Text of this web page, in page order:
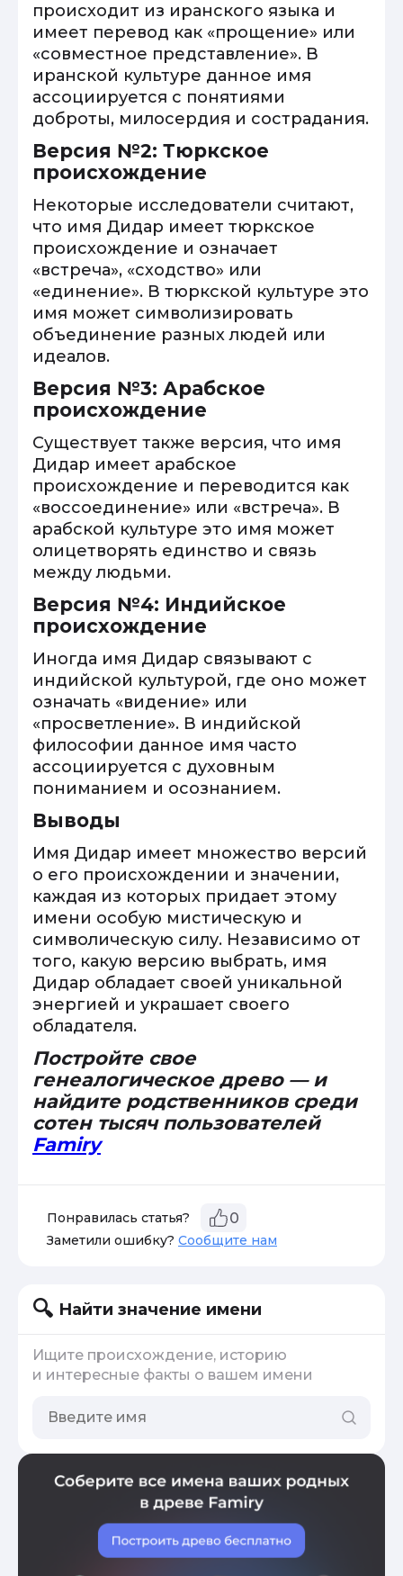
происходит из иранского языка и
имеет перевод как «прощение» или
«совместное представление». В
иранской культуре данное имя
ассоциируется с понятиями
доброты, милосердия и сострадания.
Версия №2: Тюркское
происхождение
Некоторые исследователи считают,
что имя Дидар имеет тюркское
происхождение и означает
«встреча», «сходство» или
«единение». В тюркской культуре это
имя может символизировать
объединение разных людей или
идеалов.
Версия №3: Арабское
происхождение
Существует также версия, что имя
Дидар имеет арабское
происхождение и переводится как
«воссоединение» или «встреча». В
арабской культуре это имя может
олицетворять единство и связь
между людьми.
Версия №4: Индийское
происхождение
Иногда имя Дидар связывают с
индийской культурой, где оно может
означать «видение» или
«просветление». В индийской
философии данное имя часто
ассоциируется с духовным
пониманием и осознанием.
Выводы
Имя Дидар имеет множество версий
о его происхождении и значении,
каждая из которых придает этому
имени особую мистическую и
символическую силу. Независимо от
того, какую версию выбрать, имя
Дидар обладает своей уникальной
энергией и украшает своего
обладателя.
Постройте свое
генеалогическое древо — и
найдите родственников среди
сотен тысяч пользователей
Famiry
Понравилась статья? 0
Заметили ошибку? Сообщите нам
Найти значение имени
Ищите происхождение, историю
и интересные факты о вашем имени